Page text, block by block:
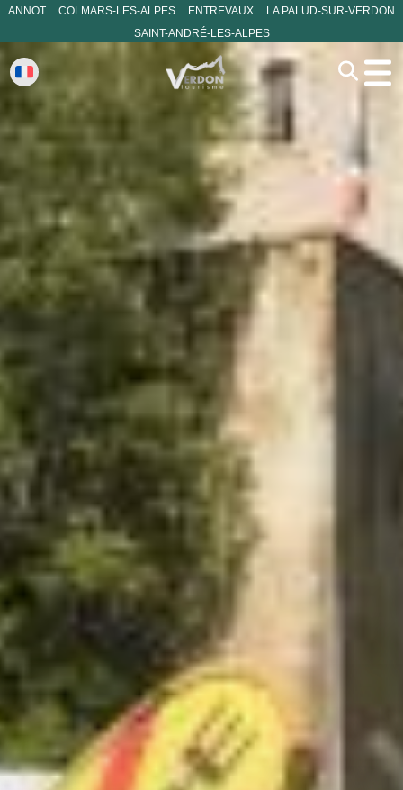
ANNOT COLMARS-LES-ALPES ENTREVAUX
LA PALUD-SUR-VERDON
SAINT-ANDRÉ-LES-ALPES